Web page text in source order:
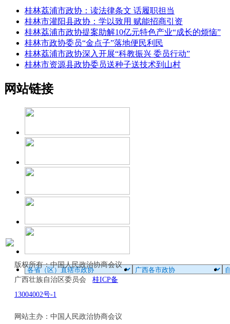
桂林荔浦市政协：读法律条文 话履职担当
桂林市灌阳县政协：学以致用 赋能招商引资
桂林荔浦市政协提案助解10亿元特色产业“成长的烦恼”
桂林市政协委员“金点子”落地便民利民
桂林荔浦市政协深入开展“科教振兴 委员行动”
桂林市资源县政协委员送种子送技术到山村
网站链接
版权所有：中国人民政治协商会议
广西壮族自治区委员会 桂ICP备
13004002号-1
网站主办：中国人民政治协商会议